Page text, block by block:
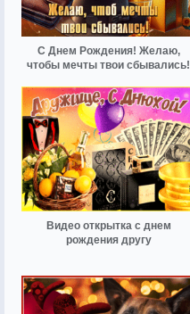
С Днем Рождения! Желаю,
чтобы мечты твои сбывались!
Видео открытка с днем
рождения другу